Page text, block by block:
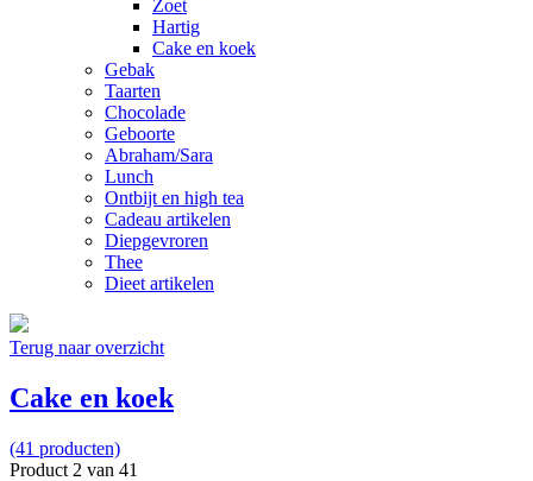
Zoet
Hartig
Cake en koek
Gebak
Taarten
Chocolade
Geboorte
Abraham/Sara
Lunch
Ontbijt en high tea
Cadeau artikelen
Diepgevroren
Thee
Dieet artikelen
Terug naar overzicht
Cake en koek
(41 producten)
Product 2 van 41